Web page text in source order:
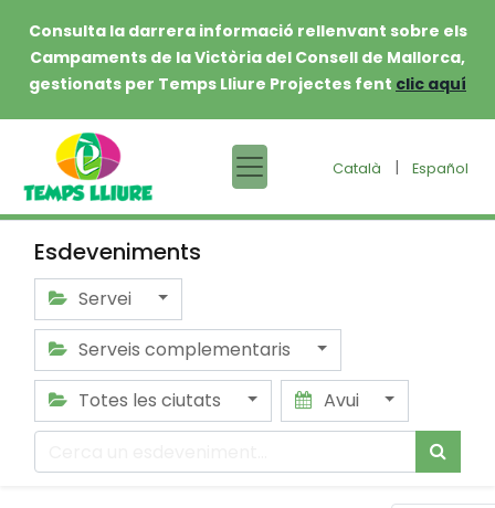
Consulta la darrera informació rellenvant sobre els
Campaments de la Victòria del Consell de Mallorca,
gestionats per Temps Lliure Projectes fent clic aquí
Català | Español
Esdeveniments
Servei
Serveis complementaris
Totes les ciutats
Avui